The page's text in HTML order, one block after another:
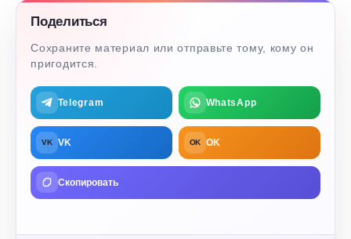
Поделиться
Сохраните материал или отправьте тому, кому он
пригодится.
Telegram WhatsApp
VK VK OK OK
Скопировать